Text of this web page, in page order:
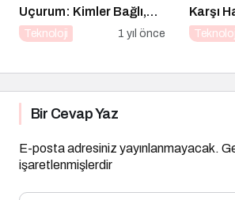
Uçurum: Kimler Bağlı,
Kimler Dışarıda
Teknoloji 1 yıl önce
Karşı
Bir Cevap Yaz
E-posta adresiniz yayınlanmayacak.
işaretlenmişlerdir